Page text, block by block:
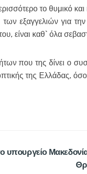
το θυμικό
εξαγγελιών για
είναι καθ` όλα
που της δίνει ο
της Ελλάδας, όσο
υπουργείο